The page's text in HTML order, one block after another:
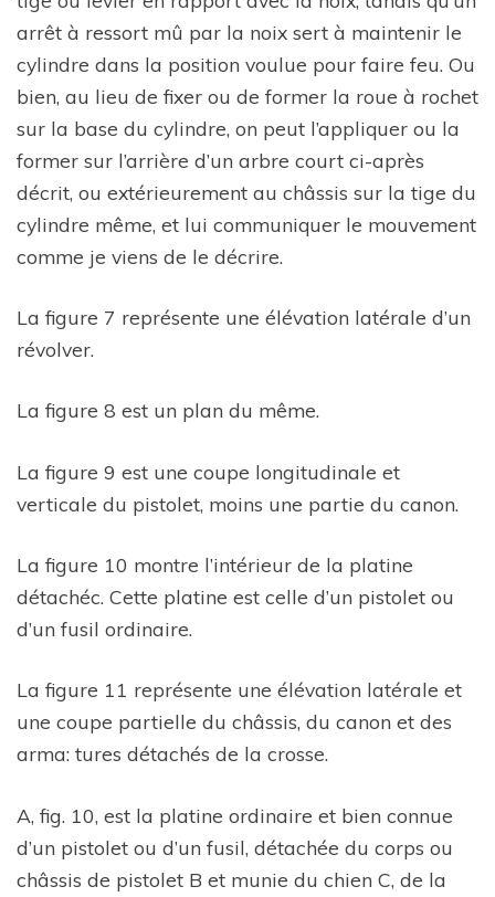
arrêt à ressort mû par la noix sert à maintenir le
cylindre dans la position voulue pour faire feu. Ou
bien, au lieu de fixer ou de former la roue à rochet
sur la base du cylindre, on peut l’appliquer ou la
former sur l’arrière d’un arbre court ci-après
décrit, ou extérieurement au châssis sur la tige du
cylindre même, et lui communiquer le mouvement
comme je viens de le décrire.
La figure 7 représente une élévation latérale d’un
révolver.
La figure 8 est un plan du même.
La figure 9 est une coupe longitudinale et
verticale du pistolet, moins une partie du canon.
La figure 10 montre l’intérieur de la platine
détachéc. Cette platine est celle d’un pistolet ou
d’un fusil ordinaire.
La figure 11 représente une élévation latérale et
une coupe partielle du châssis, du canon et des
arma: tures détachés de la crosse.
A, fig. 10, est la platine ordinaire et bien connue
d’un pistolet ou d’un fusil, détachée du corps ou
châssis de pistolet B et munie du chien C, de la